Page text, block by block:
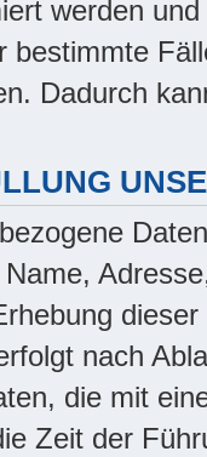
werden
bestimmte
Dadurch
nach
die mit
Zeit der